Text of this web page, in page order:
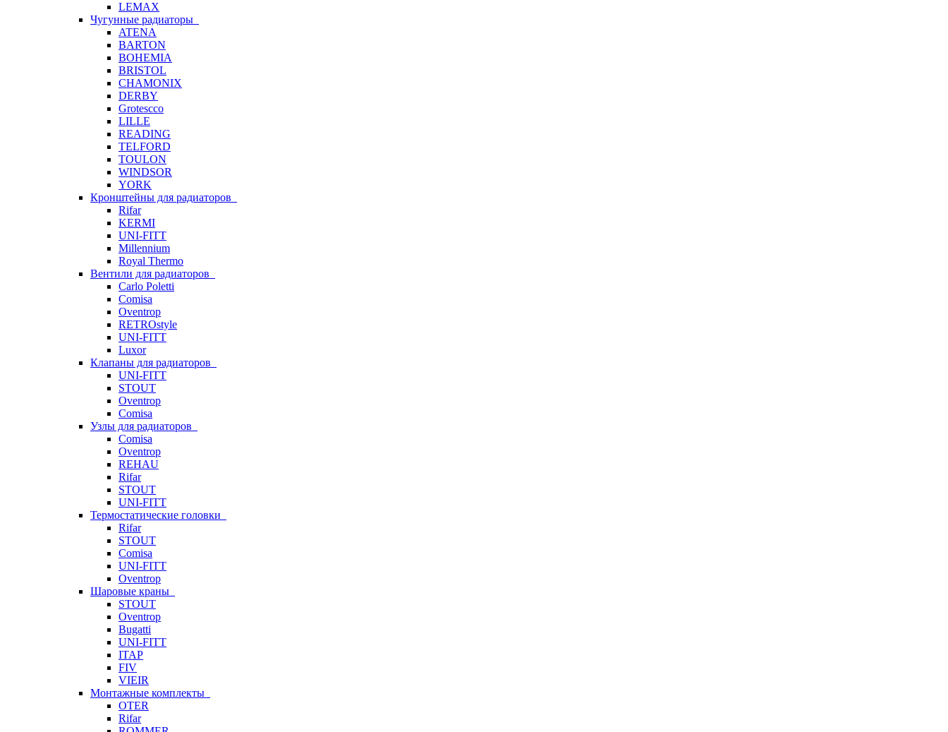
LEMAX
Чугунные радиаторы
ATENA
BARTON
BOHEMIA
BRISTOL
CHAMONIX
DERBY
Grotescco
LILLE
READING
TELFORD
TOULON
WINDSOR
YORK
Кронштейны для радиаторов
Rifar
KERMI
UNI-FITT
Millennium
Royal Thermo
Вентили для радиаторов
Carlo Poletti
Comisa
Oventrop
RETROstyle
UNI-FITT
Luxor
Клапаны для радиаторов
UNI-FITT
STOUT
Oventrop
Comisa
Узлы для радиаторов
Comisa
Oventrop
REHAU
Rifar
STOUT
UNI-FITT
Термостатические головки
Rifar
STOUT
Comisa
UNI-FITT
Oventrop
Шаровые краны
STOUT
Oventrop
Bugatti
UNI-FITT
ITAP
FIV
VIEIR
Монтажные комплекты
OTER
Rifar